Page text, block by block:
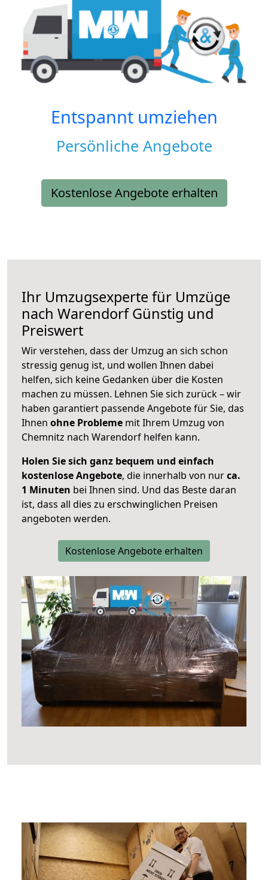
Entspannt umziehen
Persönliche Angebote
Kostenlose Angebote erhalten
Ihr Umzugsexperte für Umzüge
nach WarendorfGünstig und
Preiswert
Wir verstehen, dass der Umzug an sich schon
stressig genug ist, und wollen Ihnen dabei
helfen, sich keine Gedanken über die Kosten
machen zu müssen. Lehnen Sie sich zurück – wir
haben garantiert passende Angebote für Sie, das
Ihnen ohne Probleme mit Ihrem Umzug von
Chemnitz nach Warendorf helfen kann.
Holen Sie sich ganz bequem und einfach
kostenlose Angebote, die innerhalb von nurca.
1 Minuten bei Ihnen sind. Und das Beste daran
ist, dass all dies zu erschwinglichen Preisen
angeboten werden.
Kostenlose Angebote erhalten